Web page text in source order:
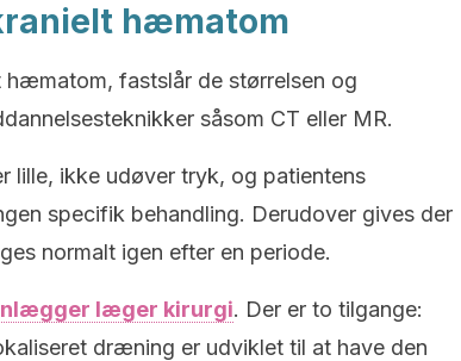
hæmatom
fastslår de størrelsen og
såsom CT eller MR.
lille, ikke udøver tryk, og patientens
specifik behandling. Derudover gives der
normalt igen efter en periode.
læger kirurgi. Der er to tilgange:
dræning er udviklet til at have den